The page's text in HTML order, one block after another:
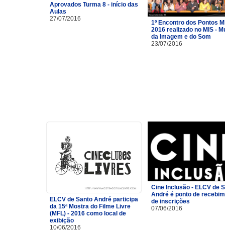
Aprovados Turma 8 - início das
Aulas
27/07/2016
1º Encontro dos Pontos
2016 realizado no MIS -
da Imagem e do Som
23/07/2016
ELCV de Santo André participa
da 15ª Mostra do Filme Livre
(MFL) - 2016 como local de
exibição
10/06/2016
Cine Inclusão - ELCV de
André é ponto de
de inscrições
07/06/2016